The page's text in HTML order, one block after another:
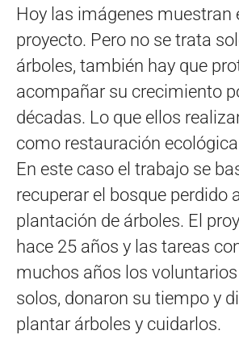
Hoy las imágenes muestran
proyecto. Pero no se trata
árboles, también hay que
acompañar su crecimiento
décadas. Lo que ellos
como restauración
En este caso el trabajo se
recuperar el bosque perdido
plantación de árboles. El
hace 25 años y las tareas
muchos años los
solos, donaron su tiempo y
plantar árboles y cuidarlos.